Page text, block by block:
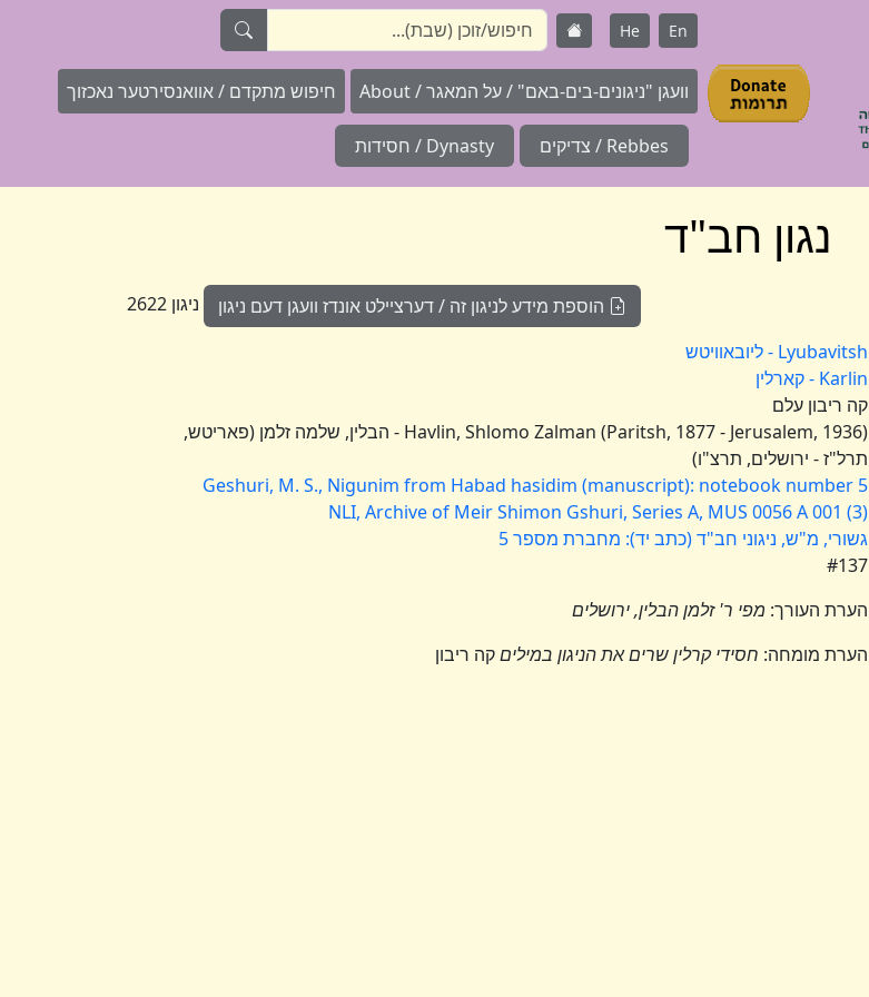
En
He
וועגן "ניגונים-בים-באם" / על המאגר / About חיפוש מתקדם / אוואנסירטער נאכזוך
Rebbes / צדיקים Dynasty / חסידות
נגון חב"ד
הוספת מידע לניגון זה / דערציילט אונדז וועגן דעם ניגון ניגון 2622
Lyubavitsh - ליובאוויטש
Karlin - קארלין
קה ריבון עלם
Havlin, Shlomo Zalman (Paritsh, 1877 - Jerusalem, 1936) - הבלין, שלמה זלמן (פאריטש,
תרל"ז - ירושלים, תרצ"ו)
Geshuri, M. S., Nigunim from Habad hasidim (manuscript): notebook number 5
NLI, Archive of Meir Shimon Gshuri, Series A, MUS 0056 A 001 (3)
גשורי, מ"ש, ניגוני חב"ד (כתב יד): מחברת מספר 5
#137
הערת העורך: מפי ר' זלמן הבלין, ירושלים
הערת מומחה: חסידי קרלין שרים את הניגון במיליםקה ריבון